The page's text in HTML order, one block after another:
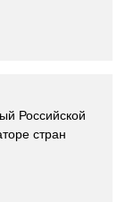
Российской
стран